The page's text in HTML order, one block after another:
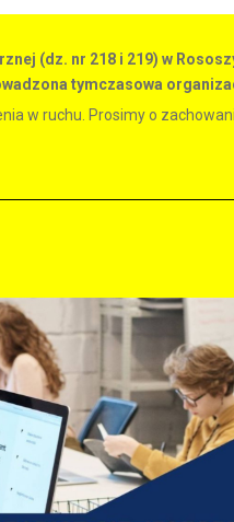
(dz. nr 218 i 219) w
tymczasowa
w ruchu. Prosimy o